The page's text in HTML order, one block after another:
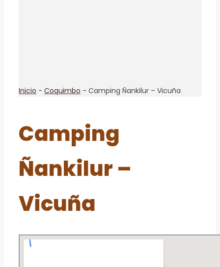
Inicio - Coquimbo - Camping Ñankilur – Vicuña
Camping
Ñankilur –
Vicuña